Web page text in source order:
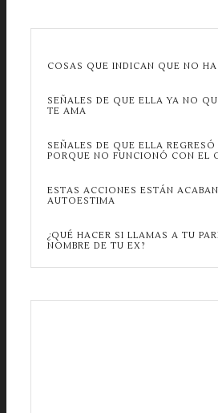
COSAS QUE INDICAN QUE NO
SEÑALES DE QUE ELLA YA NO
TE AMA
SEÑALES DE QUE ELLA
PORQUE NO FUNCIONÓ CON EL
ESTAS ACCIONES ESTÁN
AUTOESTIMA
¿QUÉ HACER SI LLAMAS A TU
NOMBRE DE TU EX?